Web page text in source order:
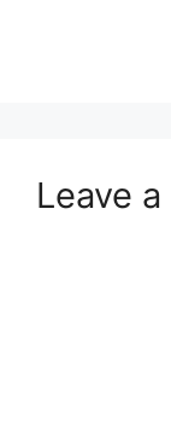
Leave